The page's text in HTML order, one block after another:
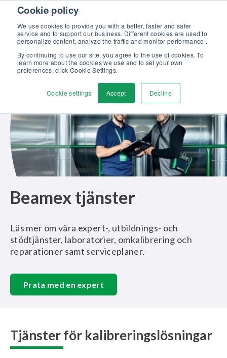
Cookie policy
We use cookies to provide you with a better, faster and safer
service and to support our business. Different cookies are used to
personalize content, analyze the traffic and monitor performance .
By continuing to use our site, you agree to the use of cookies. To
learn more about the cookies we use and to set your own
preferences, click Cookie Settings.
Cookie settings Accept Decline
Skip to content
Upptäck vår nya broschyr Beamex-lösningar för enastående
Kontakta oss
Beamex tjänster
Läs mer om våra expert-, utbildnings- och
stödtjänster, laboratorier, omkalibrering och
reparationer samt serviceplaner.
Prata med en expert
Tjänster för kalibreringslösningar